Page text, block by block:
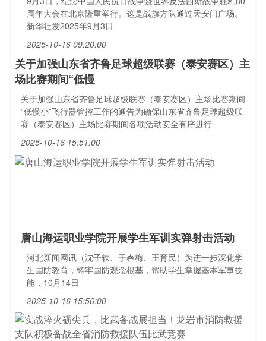
周年大会在北京隆重举行。这是战旗方队通过天安门广场。
新华社发2025年9月3日
2025-10-16 09:20:00
关于加强山东省齐鲁足球超级联赛（泰安赛区）主
场比赛期间“低慢
关于加强山东省齐鲁足球超级联赛（泰安赛区）主场比赛期间
“低慢小”飞行器管控工作的通告为确保山东省齐鲁足球超级联
赛（泰安赛区）主场比赛期间各项活动安全有序进行
2025-10-16 15:51:00
唐山海运职业学院开展学生军训实弹射击活动
河北新闻网讯（沈子轶、于春梅、王育民）为进一步深化学
生国防教育，铸牢国防观念根基，帮助学生掌握基本军事技
能，10月14日
2025-10-16 15:56:00